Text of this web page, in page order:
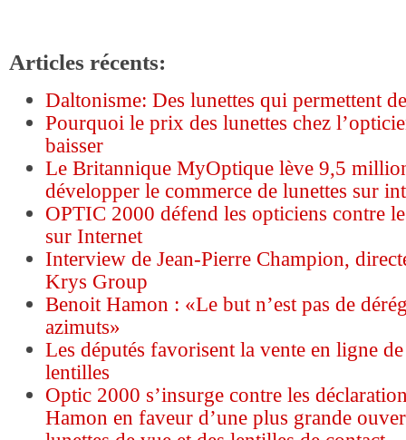
Articles récents:
Daltonisme: Des lunettes qui permettent
Pourquoi le prix des lunettes chez
baisser
Le Britannique MyOptique lève 9,5
développer le commerce de lunettes sur
OPTIC 2000 défend les opticiens contre
sur Internet
Interview de Jean-Pierre Champion,
Krys Group
Benoit Hamon : «Le but n’est pas de
azimuts»
Les députés favorisent la vente en ligne
lentilles
Optic 2000 s’insurge contre les
Hamon en faveur d’une plus grande